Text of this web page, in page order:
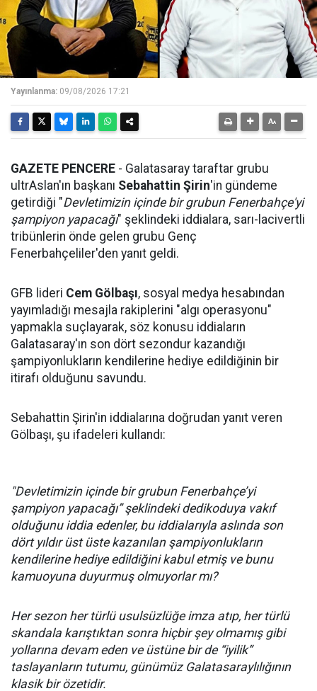
Yayınlanma: 09/08/2026 17:21
GAZETE PENCERE - Galatasaray taraftar grubu
ultrAslan'ın başkanı Sebahattin Şirin'in gündeme
getirdiği "Devletimizin içinde bir grubun Fenerbahçe'yi
şampiyon yapacağı" şeklindeki iddialara, sarı-lacivertli
tribünlerin önde gelen grubu Genç
Fenerbahçeliler'den yanıt geldi.
GFB lideri Cem Gölbaşı, sosyal medya hesabından
yayımladığı mesajla rakiplerini "algı operasyonu"
yapmakla suçlayarak, söz konusu iddiaların
Galatasaray'ın son dört sezondur kazandığı
şampiyonlukların kendilerine hediye edildiğinin bir
itirafı olduğunu savundu.
Sebahattin Şirin'in iddialarına doğrudan yanıt veren
Gölbaşı, şu ifadeleri kullandı:
"Devletimizin içinde bir grubun Fenerbahçe’yi
şampiyon yapacağı” şeklindeki dedikoduya vakıf
olduğunu iddia edenler, bu iddialarıyla aslında son
dört yıldır üst üste kazanılan şampiyonlukların
kendilerine hediye edildiğini kabul etmiş ve bunu
kamuoyuna duyurmuş olmuyorlar mı?
Her sezon her türlü usulsüzlüğe imza atıp, her türlü
skandala karıştıktan sonra hiçbir şey olmamış gibi
yollarına devam eden ve üstüne bir de “iyilik”
taslayanların tutumu, günümüz Galatasaraylılığının
klasik bir özetidir.